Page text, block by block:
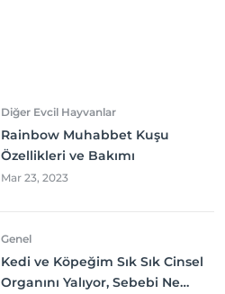
Diğer Evcil Hayvanlar
Rainbow Muhabbet Kuşu
Özellikleri ve Bakımı
Mar 23, 2023
Genel
Kedi ve Köpeğim Sık Sık Cinsel
Organını Yalıyor, Sebebi Ne